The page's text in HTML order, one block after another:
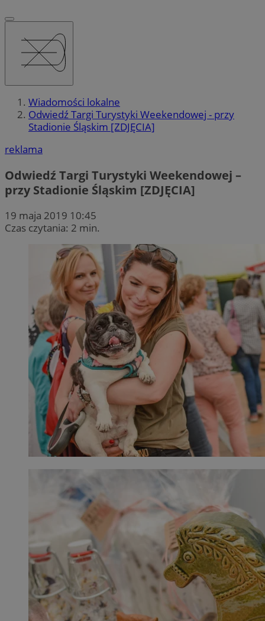
Wiadomości lokalne
Odwiedź Targi Turystyki Weekendowej - przy
Stadionie Śląskim [ZDJĘCIA]
reklama
Odwiedź Targi Turystyki Weekendowej –
przy Stadionie Śląskim [ZDJĘCIA]
19 maja 2019 10:45
Czas czytania: 2 min.